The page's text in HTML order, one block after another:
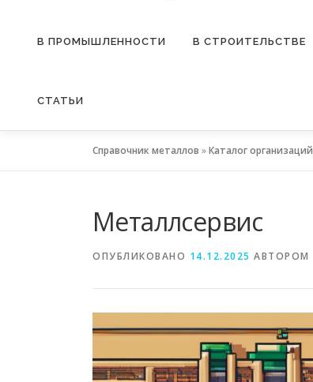
В ПРОМЫШЛЕННОСТИ В СТРОИТЕЛЬСТВЕ
СТАТЬИ
Справочник металлов »Каталог организаций
Металлсервис
ОПУБЛИКОВАНО 14.12.2025 АВТОРОМ